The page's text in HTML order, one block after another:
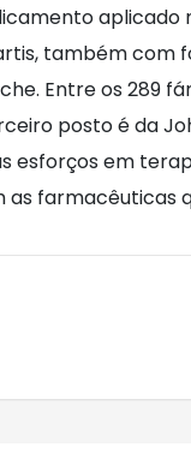
também
Entre os 289
posto é da
esforços em
farmacêuticas